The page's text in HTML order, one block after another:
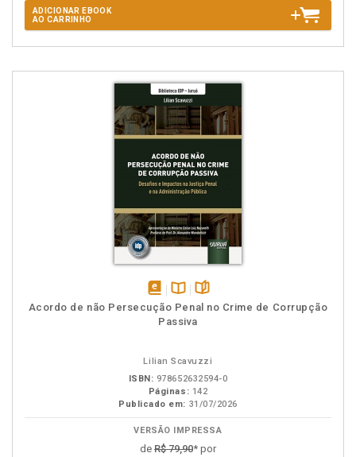
ADICIONAR EBOOK
AO CARRINHO
disponível
em
Disponível
na
páginas
Acordo de não Persecução Penal no Crime de Corrupção
Passiva
Lilian Scavuzzi
ISBN: 978652632594-0
Páginas: 142
Publicado em: 31/07/2026
VERSÃO IMPRESSA
de R$ 79,90* por